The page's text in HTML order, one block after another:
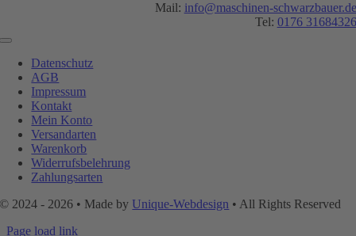
Mail: info@maschinen-schwarzbauer.de
Tel: 0176 31684326
Toggle
NavigationDatenschutz
AGB
Impressum
Kontakt
Mein Konto
Versandarten
Warenkorb
Widerrufsbelehrung
Zahlungsarten
© 2024 - 2026 • Made byUnique-Webdesign • All Rights Reserved
Page load link